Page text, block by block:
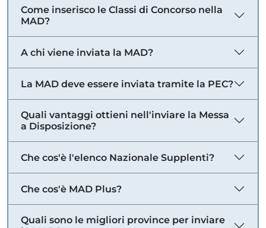
Come inserisco le Classi di Concorso nella
MAD?
A chi viene inviata la MAD?
La MAD deve essere inviata tramite la PEC?
Quali vantaggi ottieni nell'inviare la Messa
a Disposizione?
Che cos'è l'elenco Nazionale Supplenti?
Che cos'è MAD Plus?
Quali sono le migliori province per inviare